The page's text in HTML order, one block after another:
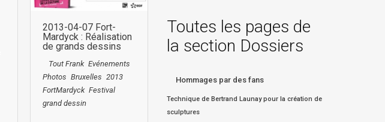
2013-04-07 Fort-
Mardyck : Réalisation
de grands dessins
Tout Frank Evénements
Photos Bruxelles 2013
FortMardyck Festival
grand dessin
Toutes les pages de
la section Dossiers
Hommages par des fans
Technique de Bertrand Launay pour la création de
sculptures